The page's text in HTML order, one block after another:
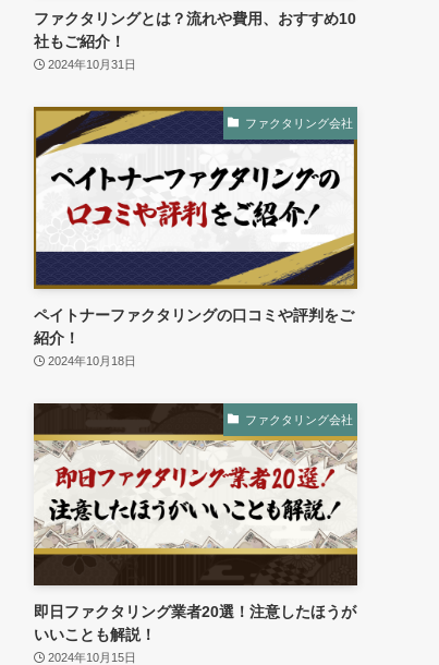
ファクタリングとは？流れや費用、おすすめ10
社もご紹介！
2024年10月31日
ファクタリング会社
ペイトナーファクタリングの口コミや評判をご
紹介！
2024年10月18日
ファクタリング会社
即日ファクタリング業者20選！注意したほうが
いいことも解説！
2024年10月15日